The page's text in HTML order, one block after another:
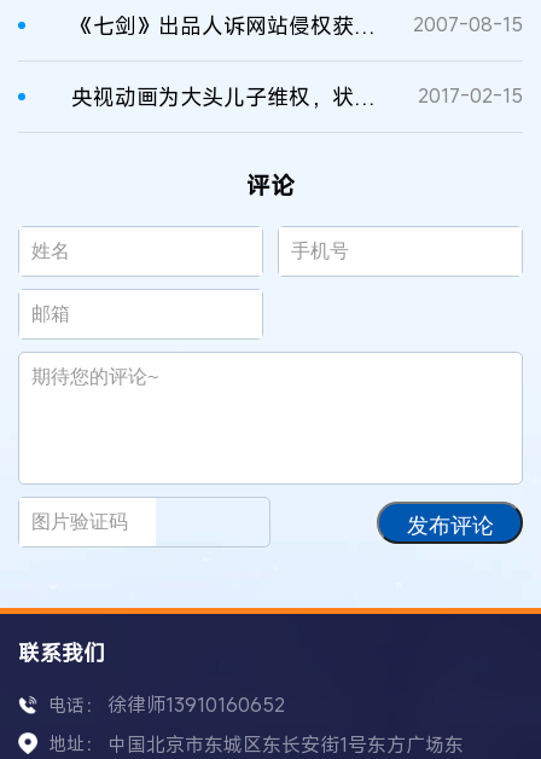
《七剑》出品人诉网站侵权获赔6万经济损失 2007-08-15
央视动画为大头儿子维权，状告2家公司侵权 2017-02-15
评论
发布评论
联系我们
电话： 徐律师13910160652
地址： 中国北京市东城区东长安街1号东方广场东